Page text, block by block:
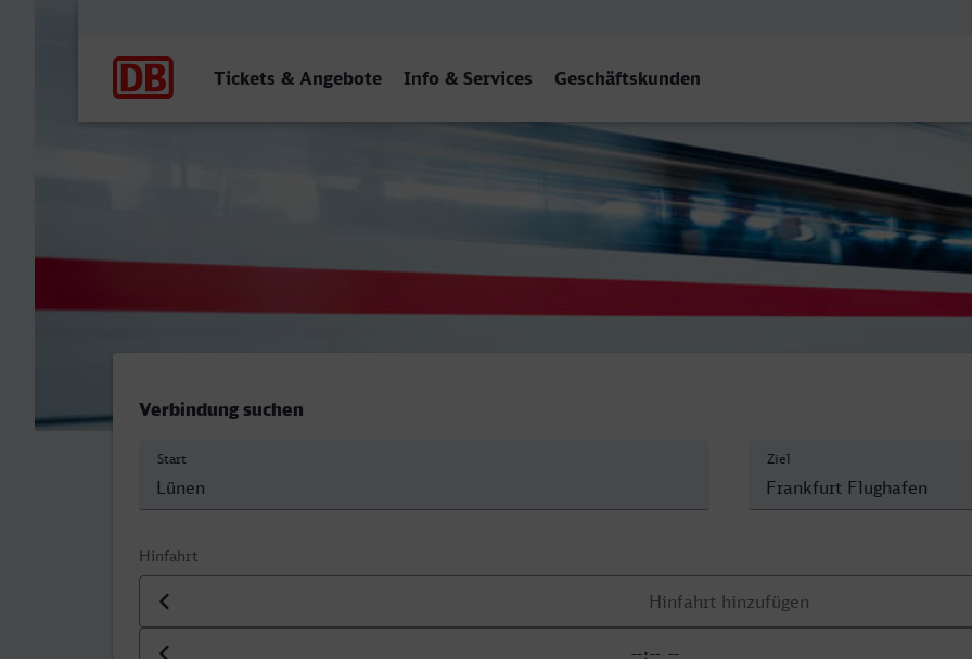
Tickets & Angebote Info & Services Geschäftskunden
Lünen Hbf - Frankfurt (M) Flughafen Fernbf
Verbindung suchen
Start Ziel
Hinfahrt
Datum der Hinfahrt
Uhrzeit der Hinfahrt